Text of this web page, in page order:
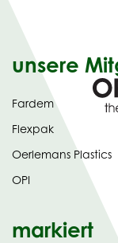
unsere
Fardem
Flexpak
Oerlemans Plastics
OPI
markiert